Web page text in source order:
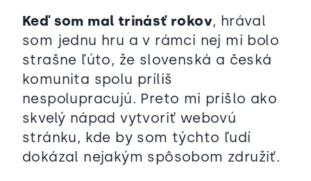
Keď som mal trinásť rokov, hrával
som jednu hru a v rámci nej mi bolo
strašne ľúto, že slovenská a česká
komunita spolu príliš
nespolupracujú. Preto mi prišlo ako
skvelý nápad vytvoriť webovú
stránku, kde by som týchto ľudí
dokázal nejakým spôsobom združiť.